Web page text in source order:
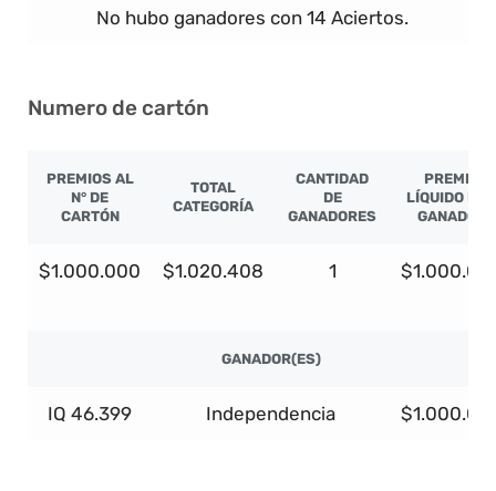
No hubo ganadores con 14 Aciertos.
Numero de cartón
PREMIOS AL
N° DE
CARTÓN
TOTAL
CATEGORÍA
CANTIDAD
DE
GANADORES
PREMIO
LÍQUIDO POR
GANADOR
$1.000.000 $1.020.408 1
GANADOR(ES)
IQ 46.399 Independencia